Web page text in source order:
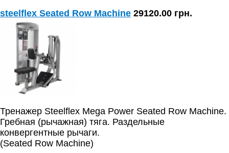
steelflex Seated Row Machine 29120.00 грн.
Тренажер Steelflex Mega Power Seated Row Machine.
Гребная (рычажная) тяга. Раздельные
конвергентные рычаги.
(Seated Row Machine)